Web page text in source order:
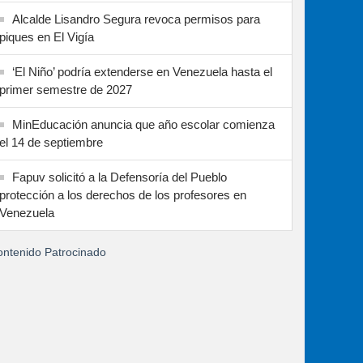
Alcalde Lisandro Segura revoca permisos para
piques en El Vigía
‘El Niño’ podría extenderse en Venezuela hasta el
primer semestre de 2027
MinEducación anuncia que año escolar comienza
el 14 de septiembre
Fapuv solicitó a la Defensoría del Pueblo
protección a los derechos de los profesores en
Venezuela
Patrocinado